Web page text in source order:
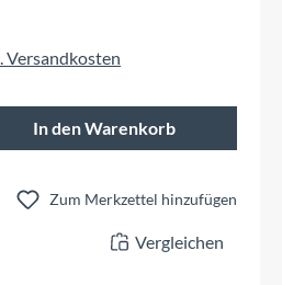
Versandkosten
Gib den gewünschten
In den Warenkorb
Zum Merkzettel hinzufügen
Vergleichen